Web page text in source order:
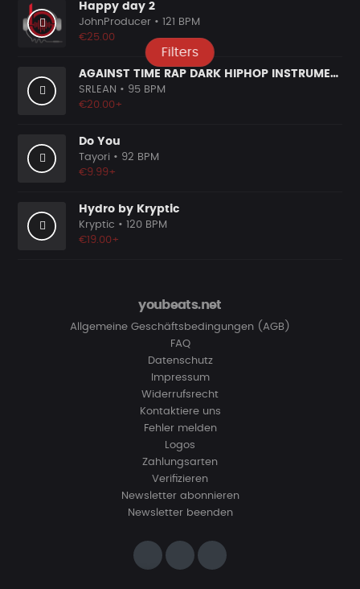
Filters
Happy day 2
JohnProducer • 121 BPM
€25.00
AGAINST TIME RAP DARK HIPHOP INSTRUMENTAL
SRLEAN • 95 BPM
€20.00+
Do You
Tayori • 92 BPM
€9.99+
Hydro by Kryptic
Kryptic • 120 BPM
€19.00+
youbeats.net
Allgemeine Geschäftsbedingungen (AGB)
FAQ
Datenschutz
Impressum
Widerrufsrecht
Kontaktiere uns
Fehler melden
Logos
Zahlungsarten
Verifizieren
Newsletter abonnieren
Newsletter beenden